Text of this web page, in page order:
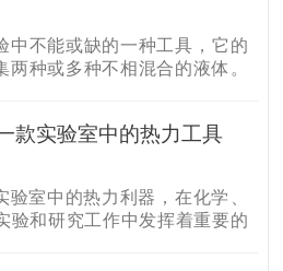
不能或缺的一种工具，它的
种或多种不相混合的液体。
款实验室中的热力工具
中的热力利器，在化学、
实验和研究工作中发挥着重要的